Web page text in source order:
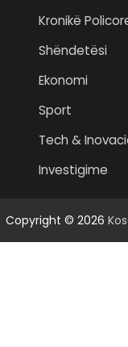
Kronikë
Shëndetësi
Ekonomi
Sport
Tech &
Investigime